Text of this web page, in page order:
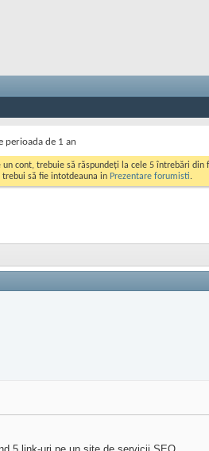
perioada de 1 an
un cont, trebuie să răspundeți la cele 5 întrebări
trebui să fie intotdeauna in Prezentare forumisti.